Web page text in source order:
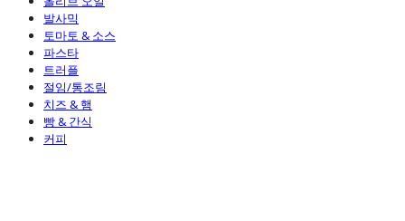
발사믹
토마토 & 소스
파스타
트러플
절임/통조림
치즈 & 햄
빵 & 간식
커피